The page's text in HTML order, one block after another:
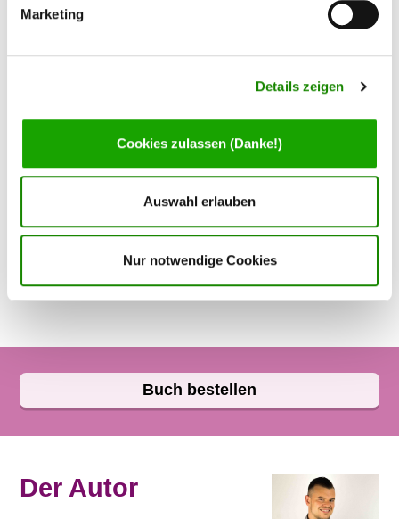
Marketing
Details zeigen
Cookies zulassen (Danke!)
Auswahl erlauben
Nur notwendige Cookies
Leseprobe
Buch bestellen
Der Autor